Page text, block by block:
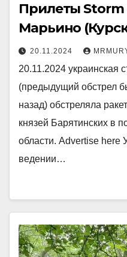
Прилеты Storm
Марьино
20.11.2024
20.11.2024 украинская
(предыдущий обстрел
назад) обстреляла
князей Барятинских в
области. Advertise here
ведении…